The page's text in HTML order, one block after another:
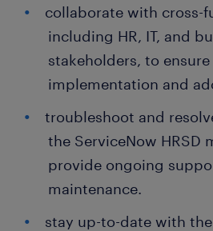
collaborate with cross-
including HR, IT, and
stakeholders, to ensure
implementation and
troubleshoot and
the ServiceNow HRSD
provide ongoing
maintenance.
stay up-to-date with